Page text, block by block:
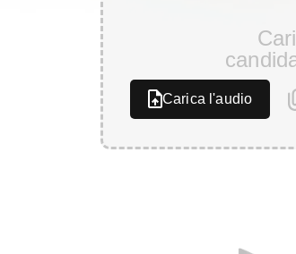
Carica l'audio